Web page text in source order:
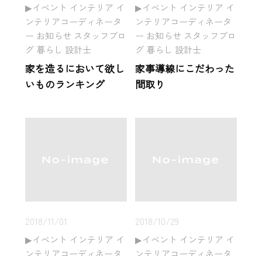
イベント インテリア イ
ンテリアコーディネータ
ー お知らせ スタッフブロ
グ 暮らし 設計士
家を造るにおいて欲し
いものランキング
イベント インテリア イ
ンテリアコーディネータ
ー お知らせ スタッフブロ
グ 暮らし 設計士
家事導線にこだわった
間取り
2018/11/01
イベント インテリア イ
ンテリアコーディネータ
2018/10/29
イベント インテリア イ
ンテリアコーディネータ